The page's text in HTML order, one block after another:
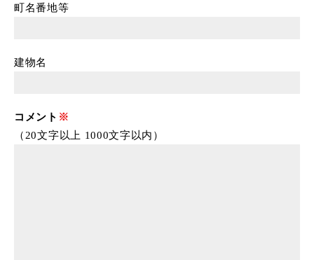
町名番地等
建物名
コメント
（20文字以上 1000文字以内）